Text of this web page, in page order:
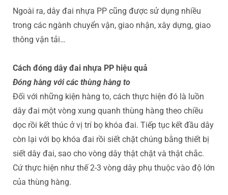
Ngoài ra, dây đai nhựa PP cũng được sử dụng nhiều
trong các ngành chuyển vận, giao nhận, xây dựng, giao
thông vận tải…
Cách đóng dây đai nhựa PP hiệu quả
Đóng hàng với các thùng hàng to
Đối với những kiện hàng to, cách thực hiện đó là luồn
dây đai một vòng xung quanh thùng hàng theo chiều
dọc rồi kết thúc ở vị trí bọ khóa đai. Tiếp tục kết đầu dây
còn lại với bọ khóa đai rồi siết chặt chúng bằng thiết bị
siết dây đai, sao cho vòng dây thật chặt và thật chắc.
Cứ thực hiện như thế 2-3 vòng dây phụ thuộc vào độ lớn
của thùng hàng.